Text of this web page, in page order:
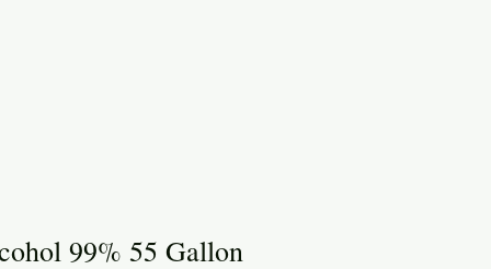
99% 55 Gallon